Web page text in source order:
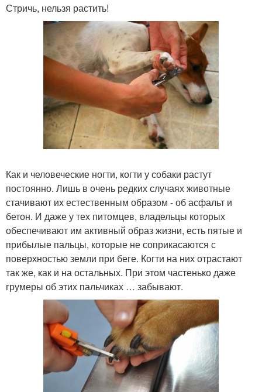
Стричь, нельзя растить!
Как и человеческие ногти, когти у собаки растут
постоянно. Лишь в очень редких случаях животные
стачивают их естественным образом - об асфальт и
бетон. И даже у тех питомцев, владельцы которых
обеспечивают им активный образ жизни, есть пятые и
прибылые пальцы, которые не соприкасаются с
поверхностью земли при беге. Когти на них отрастают
так же, как и на остальных. При этом частенько даже
грумеры об этих пальчиках … забывают.